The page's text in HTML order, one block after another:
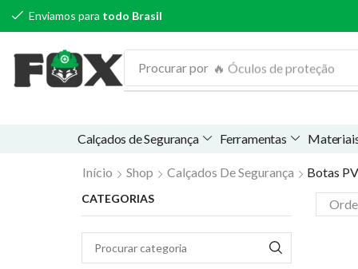
Enviamos para todo Brasil
Procurar por 🔥 Óculos de proteção
Calçados de Segurança Ferramentas
Início Shop Calçados De Segurança Botas
CATEGORIAS